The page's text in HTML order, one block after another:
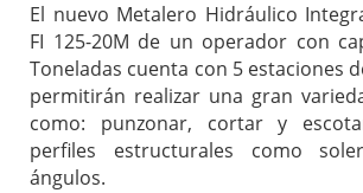
El nuevo Metalero Hidráulico
FI 125-20M de un operador con
Toneladas cuenta con 5 estaciones
permitirán realizar una gran
como: punzonar, cortar y
perfiles estructurales como
ángulos.